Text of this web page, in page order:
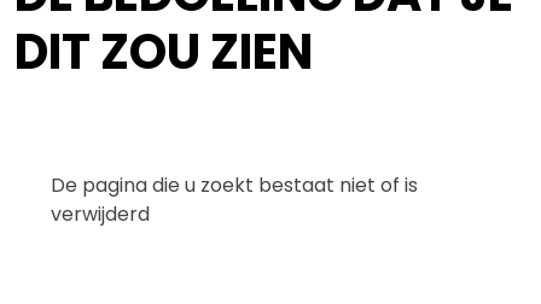
DIT ZOU ZIEN
De pagina die u zoekt bestaat niet of is
verwijderd